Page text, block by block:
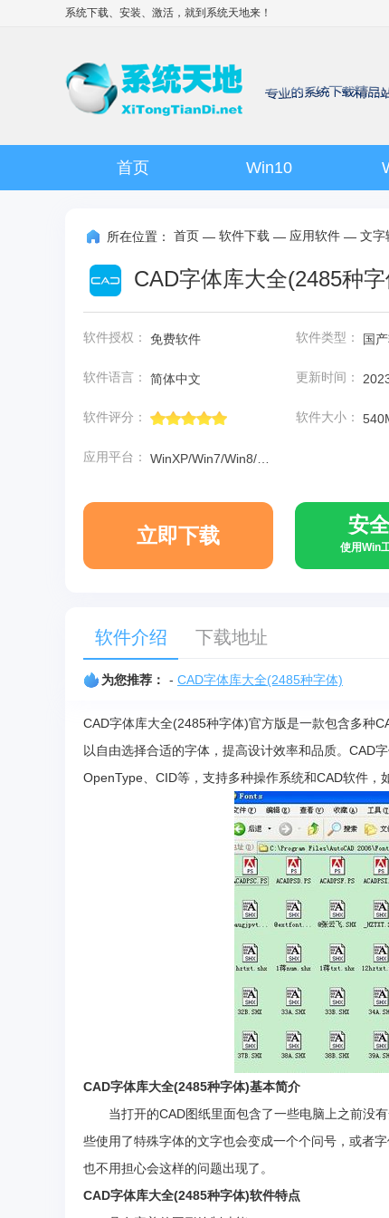
系统下载、安装、激活，就到 系统天地来！
首页 Win10
所在位置： 首页 — 软件下载 — 应用软件 — 文字
CAD字体库大全(2485种
软件授权： 免费软件 软件类型： 国
软件语言： 简体中文 更新时间：
软件评分： 软件大小：
应用平台：
立即下载 安
使用Win
软件介绍 下载地址
为您推荐： - CAD字体库大全(2485种字体)
CAD字体库大全(2485种字体)官方版是一款包含多种
以自由选择合适的字体，提高设计效率和品质。CAD
OpenType、CID等，支持多种操作系统和CAD软件，
CAD字体库大全(2485种字体)基本简介
当打开的CAD图纸里面包含了一些电脑上之前没有
些使用了特殊字体的文字也会变成一个个问号，或者
也不用担心会这样的问题出现了。
CAD字体库大全(2485种字体)软件特点